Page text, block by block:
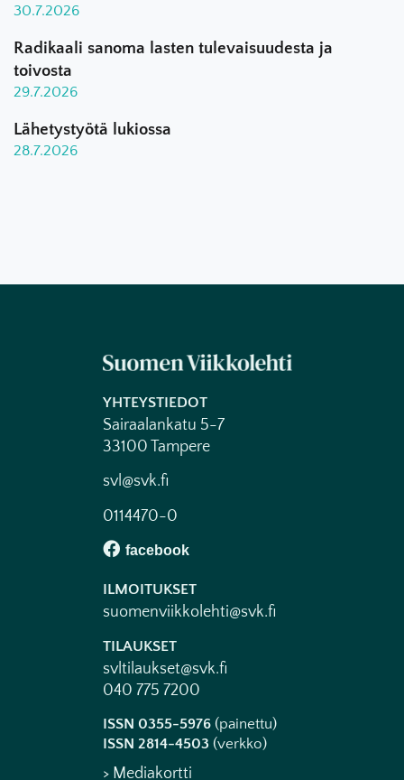
30.7.2026
Radikaali sanoma lasten tulevaisuudesta ja
toivosta
29.7.2026
Lähetystyötä lukiossa
28.7.2026
YHTEYSTIEDOT
Sairaalankatu 5-7
33100 Tampere
svl@svk.fi
0114470-0
ILMOITUKSET
suomenviikkolehti@svk.fi
TILAUKSET
svltilaukset@svk.fi
040 775 7200
ISSN 0355-5976 (painettu)
ISSN 2814-4503 (verkko)
> Mediakortti